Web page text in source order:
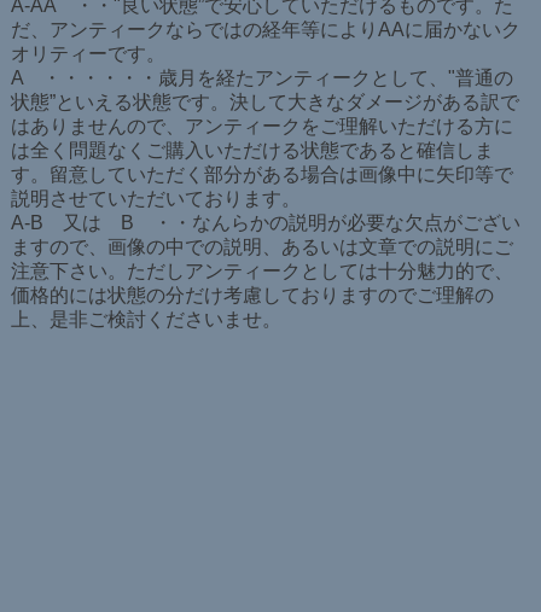
A-AA ・・"良い状態”で安心していただけるものです。た
だ、アンティークならではの経年等によりAAに届かないク
オリティーです。
A ・・・・・・歳月を経たアンティークとして、"普通の
状態”といえる状態です。決して大きなダメージがある訳で
はありませんので、アンティークをご理解いただける方に
は全く問題なくご購入いただける状態であると確信しま
す。留意していただく部分がある場合は画像中に矢印等で
説明させていただいております。
A-B 又は B ・・なんらかの説明が必要な欠点がござい
ますので、画像の中での説明、あるいは文章での説明にご
注意下さい。ただしアンティークとしては十分魅力的で、
価格的には状態の分だけ考慮しておりますのでご理解の
上、是非ご検討くださいませ。